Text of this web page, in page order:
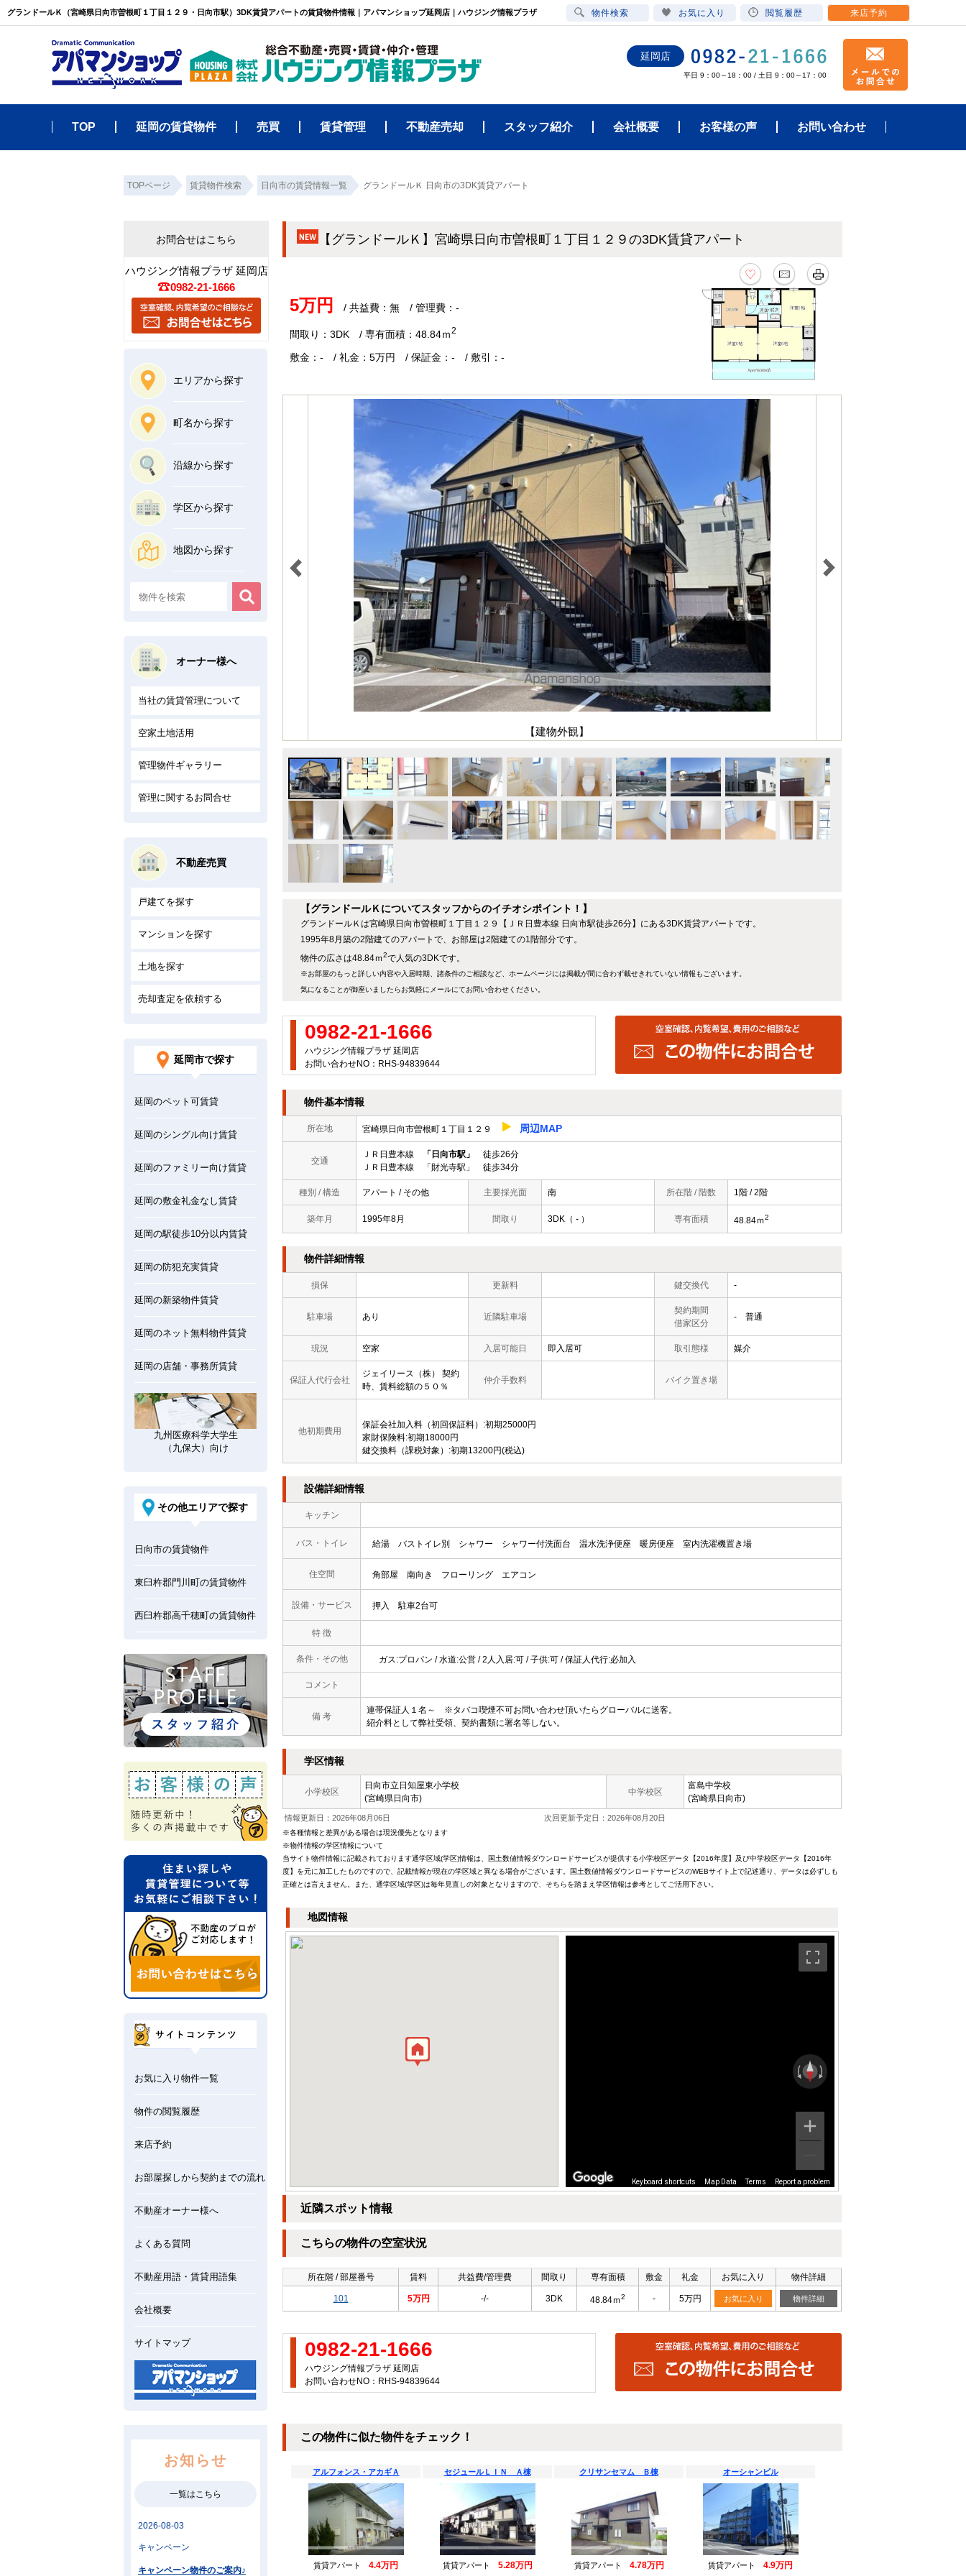
グランドールＫ（宮崎県日向市曽根町１丁目１２９・日向市駅）3DK賃貸アパートの賃貸物件情報｜アパマンショップ延岡店｜ハウジング情報プラザ
延岡店
平日 9：00～18：00 / 土日 9：00～17：00
TOP 延岡の賃貸物件 売買 賃貸管理 不動産売却 スタッフ紹介 会社概要 お客様の声 お問い合わせ
TOPページ 賃貸物件検索 日向市の賃貸情報一覧 グランドールＫ 日向市の3DK賃貸アパート
【グランドールＫ】宮崎県日向市曽根町１丁目１２９の3DK賃貸アパート
5万円 / 共益費：無 / 管理費：-
間取り：3DK / 専有面積：48.84ｍ2
敷金：- / 礼金：5万円 / 保証金：- / 敷引：-
【建物外観】
【グランドールＫについてスタッフからのイチオシポイント！】
グランドールＫは宮崎県日向市曽根町１丁目１２９【ＪＲ日豊本線 日向市駅徒歩26分】にある3DK賃貸アパートです。
1995年8月築の2階建てのアパートで、お部屋は2階建ての1階部分です。
物件の広さは48.84ｍ2で人気の3DKです。
※お部屋のもっと詳しい内容や入居時期、諸条件のご相談など、ホームページには掲載が間に合わず載せきれていない情報もございます。
気になることが御座いましたらお気軽にメールにてお問い合わせください。
0982-21-1666
ハウジング情報プラザ 延岡店
お問い合わせNO：RHS-94839644
物件基本情報
所在地 宮崎県日向市曽根町１丁目１２９ 周辺MAP
交通
ＪＲ日豊本線 「日向市駅」
徒歩26分
ＪＲ日豊本線 「財光寺駅」 徒歩34分
種別 / 構造 アパート / その他 主要採光面 南 所在階 / 階数 1階 / 2階
築年月 1995年8月 間取り 3DK（ - ） 専有面積 48.84ｍ2
物件詳細情報
損保 更新料 鍵交換代 -
駐車場 あり 近隣駐車場
契約期間
借家区分
- 普通
現況 空家 入居可能日 即入居可 取引態様 媒介
保証人代行会社
ジェイリース（株） 契約
時、賃料総額の５０％
仲介手数料 バイク置き場
他初期費用
保証会社加入料（初回保証料）:初期25000円
家財保険料:初期18000円
鍵交換料（課税対象）:初期13200円(税込)
設備詳細情報
キッチン
バス・トイレ 給湯 バストイレ別 シャワー シャワー付洗面台 温水洗浄便座 暖房便座 室内洗濯機置き場
住空間 角部屋 南向き フローリング エアコン
設備・サービス 押入 駐車2台可
特 徴
条件・その他 ガス:プロパン / 水道:公営 / 2人入居:可 / 子供:可 / 保証人代行:必加入
コメント
備 考
連帯保証人１名～ ※タバコ喫煙不可お問い合わせ頂いたらグローバルに送客。
紹介料として弊社受領、契約書類に署名等しない。
学区情報
小学校区
日向市立日知屋東小学校
(宮崎県日向市)
中学校区
富島中学校
(宮崎県日向市)
情報更新日：2026年08月06日 次回更新予定日：2026年08月20日
※各種情報と差異がある場合は現況優先となります
※物件情報の学区情報について
当サイト物件情報に記載されております通学区域(学区)情報は、国土数値情報ダウンロードサービスが提供する小学校区データ【2016年度】及び中学校区データ【2016年
度】を元に加工したものですので、記載情報が現在の学区域と異なる場合がございます。国土数値情報ダウンロードサービスのWEBサイト上で記述通り、データは必ずしも
正確とは言えません。また、通学区域(学区)は毎年見直しの対象となりますので、そちらを踏まえ学区情報は参考としてご活用下さい。
地図情報
Keyboard shortcuts Map Data Terms Report a problem
近隣スポット情報
こちらの物件の空室状況
所在階 / 部屋番号 賃料 共益費/管理費 間取り 専有面積 敷金 礼金 お気に入り 物件詳細
101 5万円 -/- 3DK 48.84ｍ2 - 5万円 お気に入り 物件詳細
0982-21-1666
ハウジング情報プラザ 延岡店
お問い合わせNO：RHS-94839644
この物件に似た物件をチェック！
アルフォンス・アカギＡ
賃貸アパート 4.4万円
セジュールＬＩＮ Ａ棟
賃貸アパート 5.28万円
クリサンセマム Ｂ棟
賃貸アパート 4.78万円
オーシャンビル
賃貸アパート 4.9万円
お問合せはこちら
ハウジング情報プラザ 延岡店
0982-21-1666
エリアから探す
町名から探す
沿線から探す
学区から探す
地図から探す
オーナー様へ
当社の賃貸管理について
空家土地活用
管理物件ギャラリー
管理に関するお問合せ
不動産売買
戸建てを探す
マンションを探す
土地を探す
売却査定を依頼する
延岡市で探す
延岡のペット可賃貸
延岡のシングル向け賃貸
延岡のファミリー向け賃貸
延岡の敷金礼金なし賃貸
延岡の駅徒歩10分以内賃貸
延岡の防犯充実賃貸
延岡の新築物件賃貸
延岡のネット無料物件賃貸
延岡の店舗・事務所賃貸
九州医療科学大学生
（九保大）向け
その他エリアで探す
日向市の賃貸物件
東臼杵郡門川町の賃貸物件
西臼杵郡高千穂町の賃貸物件
お気に入り物件一覧
物件の閲覧履歴
来店予約
お部屋探しから契約までの流れ
不動産オーナー様へ
よくある質問
不動産用語・賃貸用語集
会社概要
サイトマップ
お知らせ
一覧はこちら
物件検索 お気に入り 閲覧履歴 来店予約